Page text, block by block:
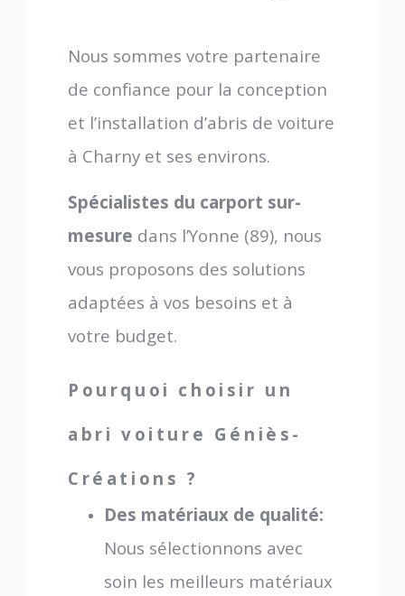
Nous sommes votre partenaire
de confiance pour la conception
et l’installation d’abris de voiture
à Charny et ses environs.
Spécialistes du carport sur-
mesure dans l’Yonne (89), nous
vous proposons des solutions
adaptées à vos besoins et à
votre budget.
Pourquoi choisir un
abri voiture Géniès-
Créations ?
Des matériaux de qualité:
Nous sélectionnons avec
soin les meilleurs matériaux